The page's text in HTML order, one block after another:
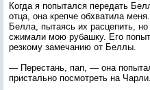
Когда я попытался передать
отца, она крепче обхватила
Белла, пытаясь их расцепить,
сжимали мою рубашку. Его
резкому замечанию от Беллы.
— Перестань, пап, — она
пристально посмотреть на